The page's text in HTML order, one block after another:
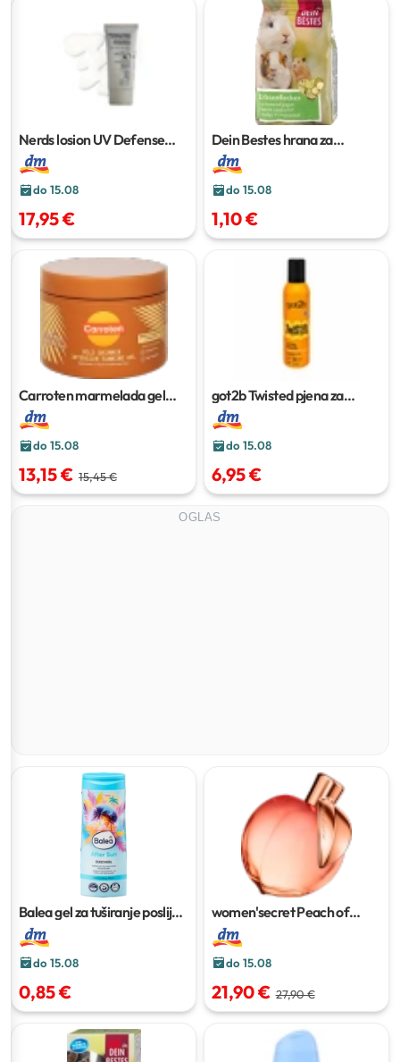
Nerds losion UV Defense
SPF 50
do 15.08
17,95 €
Dein Bestes hrana za
glodavce i patuljaste kuniće
kolutići
do 15.08
1,10 €
Carroten marmelada gel
Gold Shimmer
do 15.08
13,15 € 15,45 €
got2b Twisted pjena za
kovrče
do 15.08
6,95 €
OGLAS
Balea gel za tuširanje poslije
sunčanja
do 15.08
0,85 €
women'secret Peach of
Desire
do 15.08
21,90 € 27,90 €